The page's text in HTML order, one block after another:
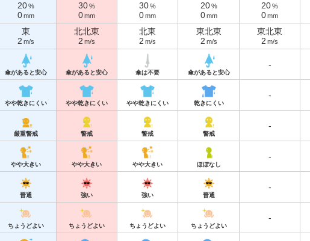
20%
0mm
30%
0mm
30%
0mm
20 %
0 mm
20%
0mm
東
2 m/s
北北東
2 m/s
北東
2 m/s
東北東
2 m/s
東北東
2 m/s
傘があると安心 傘があると安心 傘は不要 傘があると安心
-
やや乾きにくい やや乾きにくい やや乾きにくい 乾きにくい
-
厳重警戒 警戒 警戒 警戒
-
やや大きい やや大きい やや大きい ほぼなし
-
普通 強い 強い 普通
-
ちょうどよい ちょうどよい ちょうどよい ちょうどよい
-